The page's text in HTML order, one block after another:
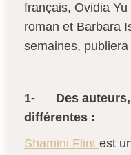
français, Ovidia
roman et Barbara
semaines,
1- Des
différentes :
Shamini Flint est